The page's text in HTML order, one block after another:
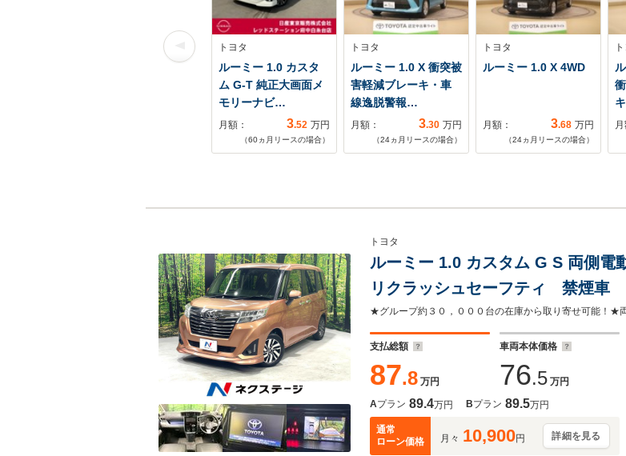
トヨタ
ルーミー 1.0 カスタ
ム G-T 純正大画面メ
モリーナビ…
月額： 3.52 万円
（60ヵ月リースの場合）
トヨタ
ルーミー 1.0 X 衝突被
害軽減ブレーキ・車
線逸脱警報…
月額： 3.30 万円
（24ヵ月リースの場合）
トヨタ
ルーミー 1.0 X 4WD
月額： 3.68 万円
（24ヵ月リースの場合）
月
トヨタ
ルーミー 1.0 カスタム G S 両側
リクラッシュセーフティ 禁煙
ETC2.0 クルコン 純正14インチ
支払総額
87.8 万円
車両本体価格
76.5 万円
Aプラン 89.4万円 Bプラン 89.5万円
通常
ローン価格
月々 10,900円 詳細を見る